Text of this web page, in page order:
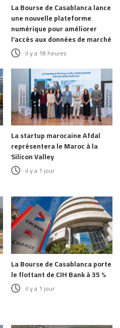
La Bourse de Casablanca lance
une nouvelle plateforme
numérique pour améliorer
l’accès aux données de marché
il y a 18 heures
La startup marocaine Afdal
représentera le Maroc à la
Silicon Valley
il y a 1 jour
La Bourse de Casablanca porte
le flottant de CIH Bank à 35 %
il y a 1 jour